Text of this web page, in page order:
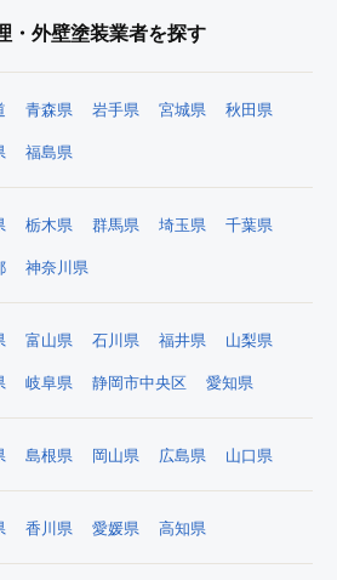
・外壁塗装業者を探す
青森県 岩手県 宮城県 秋田県
福島県
栃木県 群馬県 埼玉県 千葉県
神奈川県
富山県 石川県 福井県 山梨県
岐阜県 静岡市中央区 愛知県
島根県 岡山県 広島県 山口県
香川県 愛媛県 高知県